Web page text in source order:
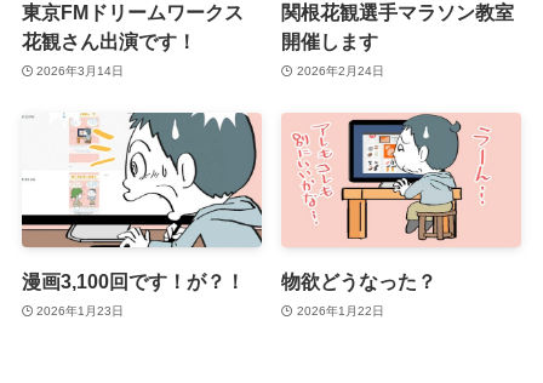
東京FMドリームワークス
花観さん出演です！
2026年3月14日
関根花観選手マラソン教室
開催します
2026年2月24日
漫画3,100回です！が？！
2026年1月23日
物欲どうなった？
2026年1月22日